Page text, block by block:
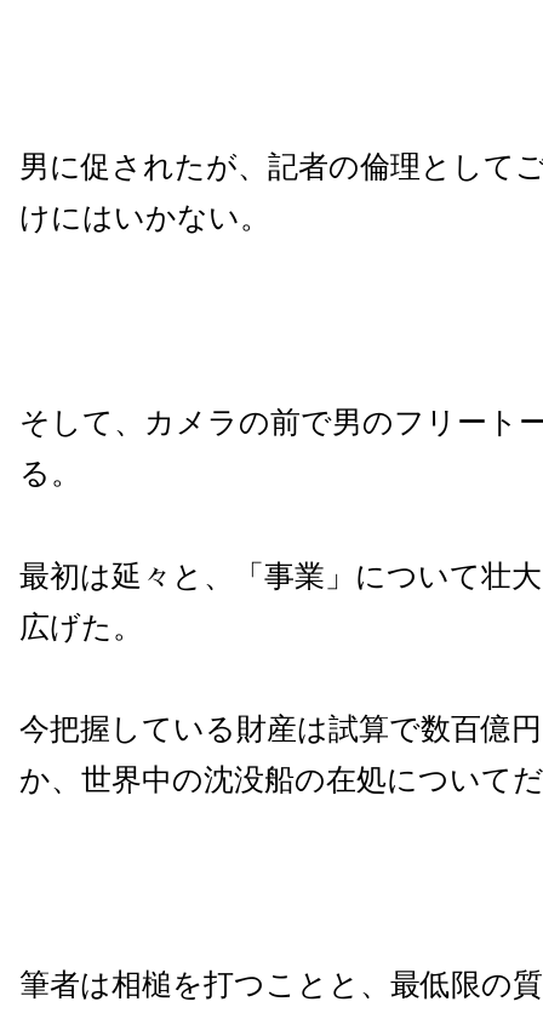
男に促されたが、記者の倫理として
けにはいかない。
そして、カメラの前で男のフリート
る。
最初は延々と、「事業」について壮
広げた。
今把握している財産は試算で数百億
か、世界中の沈没船の在処について
筆者は相槌を打つことと、最低限の